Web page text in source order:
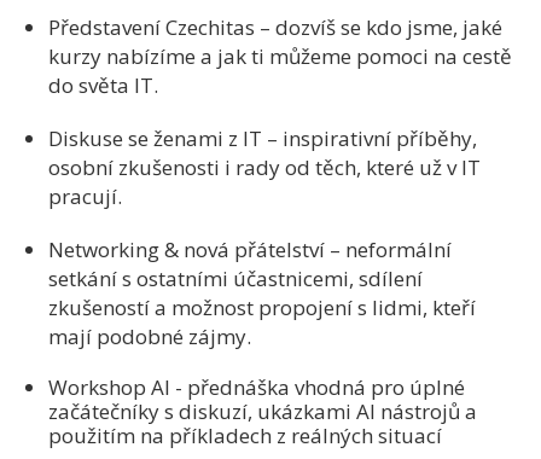
Představení Czechitas – dozvíš se kdo jsme, jaké
kurzy nabízíme a jak ti můžeme pomoci na cestě
do světa IT.
Diskuse se ženami z IT – inspirativní příběhy,
osobní zkušenosti i rady od těch, které už v IT
pracují.
Networking & nová přátelství – neformální
setkání s ostatními účastnicemi, sdílení
zkušeností a možnost propojení s lidmi, kteří
mají podobné zájmy.
Workshop AI - přednáška vhodná pro úplné
začátečníky s diskuzí, ukázkami AI nástrojů a
použitím na příkladech z reálných situací